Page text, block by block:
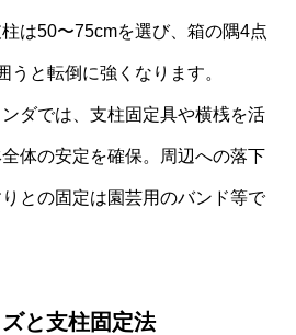
は50〜75cmを選び、箱の隅4点
うと転倒に強くなります。
ダでは、支柱固定具や横桟を活
体の安定を確保。周辺への落下
との固定は園芸用のバンド等で
と支柱固定法